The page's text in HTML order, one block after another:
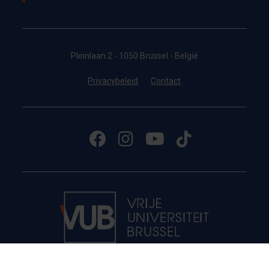
Pleinlaan 2 - 1050 Brussel - België
Privacybeleid Contact